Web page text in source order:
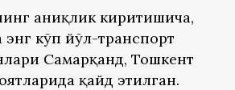
аниқлик киритишича,
энг кўп йўл-транспорт
Самарқанд, Тошкент
қайд этилган.